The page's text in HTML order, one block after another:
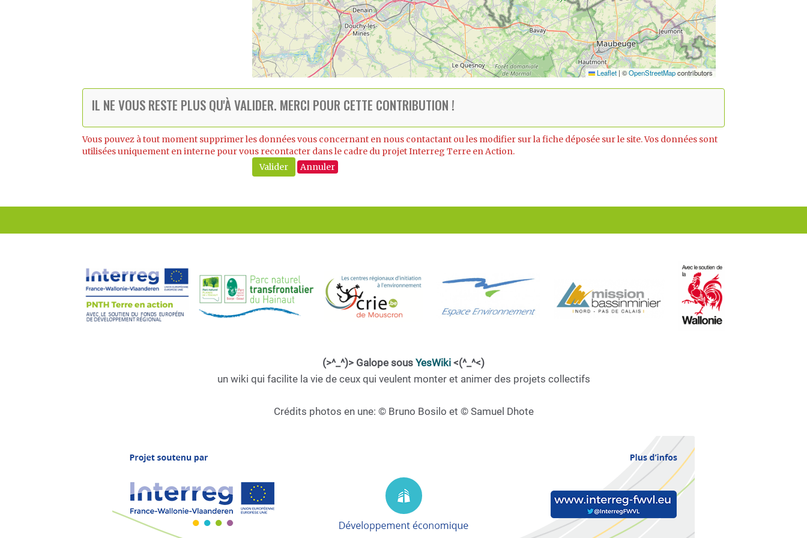
Leaflet | ©OpenStreetMapcontributors
IL NE VOUS RESTE PLUS QU'À VALIDER. MERCI POUR CETTE CONTRIBUTION !
Vous pouvez à tout moment supprimer les données vous concernant en nous contactant ou les modifier sur la fiche déposée sur le site. Vos données sont
utilisées uniquement en interne pour vous recontacter dans le cadre du projet Interreg Terre en Action.
Valider
Annuler